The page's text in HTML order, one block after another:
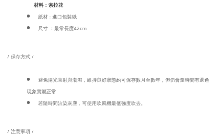
材料：索拉花
紙材 : 進口包裝紙
尺寸 ：最常長度42cm
/ 保存方式 /
避免陽光直射與潮濕，維持良好狀態約可保存數月至數年，但仍會隨時間有退色
現象實屬正常
若隨時間沾染灰塵，可使用吹風機最低強度吹去。
/ 注意事項 /